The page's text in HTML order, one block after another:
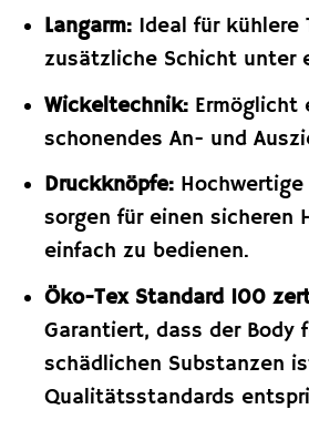
Langarm:Ideal für kühlere
zusätzliche Schicht unter
Wickeltechnik:Ermöglicht
schonendes An- und
Druckknöpfe:Hochwertige
sorgen für einen sicheren
einfach zu bedienen.
Öko-Tex Standard 100
Garantiert, dass der Body
schädlichen Substanzen
Qualitätsstandards